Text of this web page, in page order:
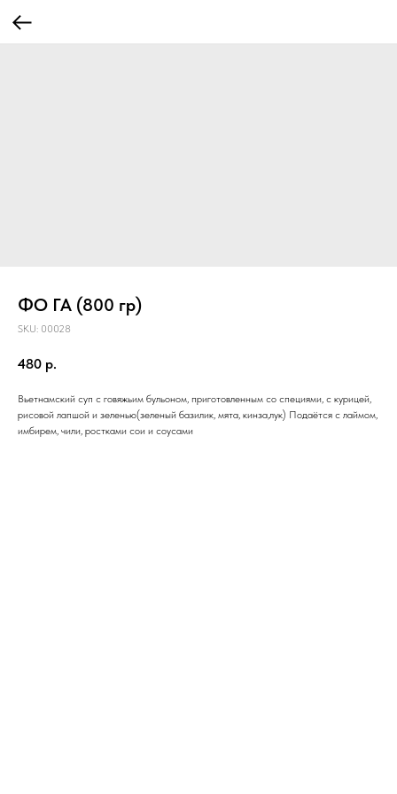
ФО ГА (800 гр)
SKU: 00028
480 р.
Вьетнамский суп с говяжьим бульоном, приготовленным со специями, с курицей,
рисовой лапшой и зеленью(зеленый базилик, мята, кинза,лук) Подаётся с лаймом,
имбирем, чили, ростками сои и соусами